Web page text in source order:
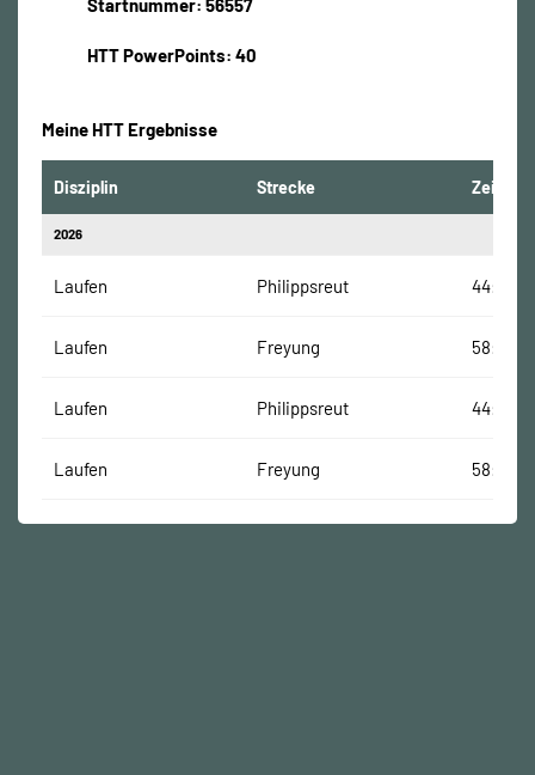
Startnummer: 56557
HTT PowerPoints: 40
Meine HTT Ergebnisse
Disziplin Strecke Zeit
2026
Laufen Philippsreut 44:10
Laufen Freyung 58:38
Laufen Philippsreut 44:10
Laufen Freyung 58:38